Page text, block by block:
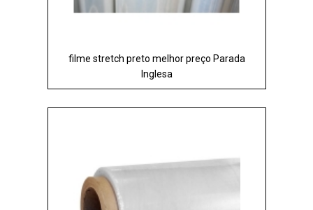
filme stretch preto melhor preço Parada
Inglesa